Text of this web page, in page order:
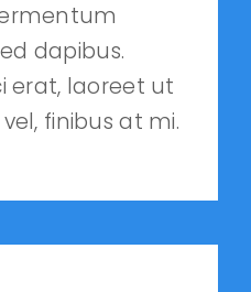
dapibus.
erat, laoreet ut
finibus at mi.